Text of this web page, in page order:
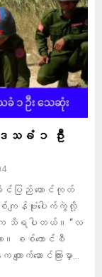
သခံ ၁ ဦး
ြည် တောင်ကုတ်
န်ဗုံးပေါက်ကွဲလို့
သိရပါတယ်။ “လ
တာ။ စစ်ကောင်စီ
က်ဆောင်ကြားမှာ...